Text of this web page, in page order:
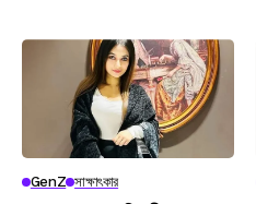
GenZ সাক্ষাৎকার